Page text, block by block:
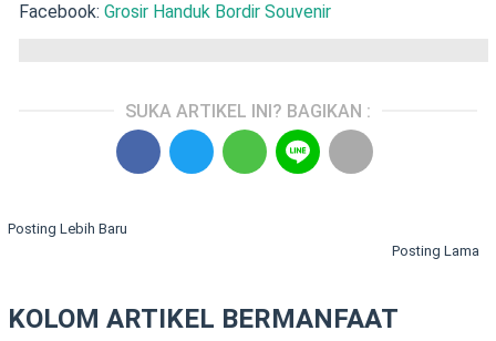
Facebook: Grosir Handuk Bordir Souvenir
SUKA ARTIKEL INI? BAGIKAN :
Posting Lebih Baru
Posting Lama
KOLOM ARTIKEL BERMANFAAT